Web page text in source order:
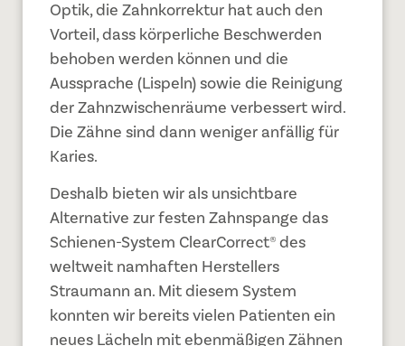
Optik, die Zahnkorrektur hat auch den
Vorteil, dass körperliche Beschwerden
behoben werden können und die
Aussprache (Lispeln) sowie die Reinigung
der Zahnzwischenräume verbessert wird.
Die Zähne sind dann weniger anfällig für
Karies.
Deshalb bieten wir als unsichtbare
Alternative zur festen Zahnspange das
Schienen-System ClearCorrect® des
weltweit namhaften Herstellers
Straumann an. Mit diesem System
konnten wir bereits vielen Patienten ein
neues Lächeln mit ebenmäßigen Zähnen